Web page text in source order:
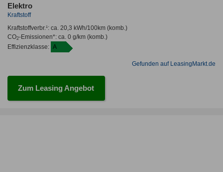
Elektro
Kraftstoff
Kraftstoffverbr.¹: ca. 20,3 kWh/100km(komb.)
CO2-Emissionen*: ca. 0 g/km(komb.)
Effizienzklasse: A
Gefunden auf LeasingMarkt.de
Zum Leasing Angebot